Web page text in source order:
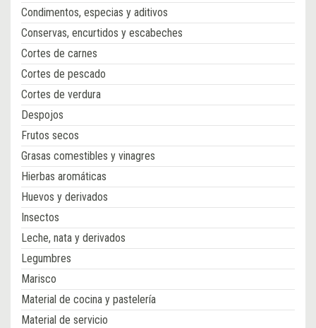
Condimentos, especias y aditivos
Conservas, encurtidos y escabeches
Cortes de carnes
Cortes de pescado
Cortes de verdura
Despojos
Frutos secos
Grasas comestibles y vinagres
Hierbas aromáticas
Huevos y derivados
Insectos
Leche, nata y derivados
Legumbres
Marisco
Material de cocina y pastelería
Material de servicio